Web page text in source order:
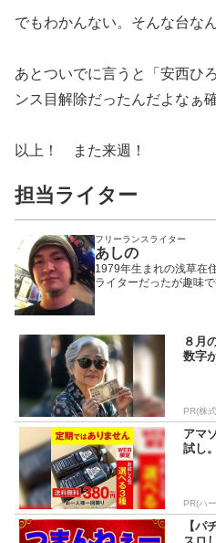
でもわかんない。そんな台な
あとついでに言うと「安西ひ
ンス目解除だったんだよなぁ
以上！ また来週！
担当ライター
フリーランスライター
あしの
1979年生まれの浅草在
ライターだったが趣味
トーにしているため記
８月
数字
PR(株
アマ
試し。
PR(ハ
【パ